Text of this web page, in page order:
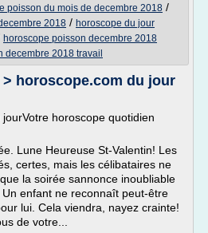
poisson du mois de decembre 2018 /
2018 / horoscope du jour
horoscope poisson decembre 2018
decembre 2018 travail
horoscope.com du jour
horoscope quotidien
Lune Heureuse St-Valentin! Les
certes, mais les célibataires ne
la soirée sannonce inoubliable
enfant ne reconnaît peut-être
lui. Cela viendra, nayez crainte!
de votre...